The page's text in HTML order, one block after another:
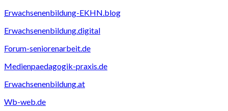
Erwachsenenbildung-EKHN.blog
Erwachsenenbildung.digital
Forum-seniorenarbeit.de
Medienpaedagogik-praxis.de
Erwachsenenbildung.at
Wb-web.de